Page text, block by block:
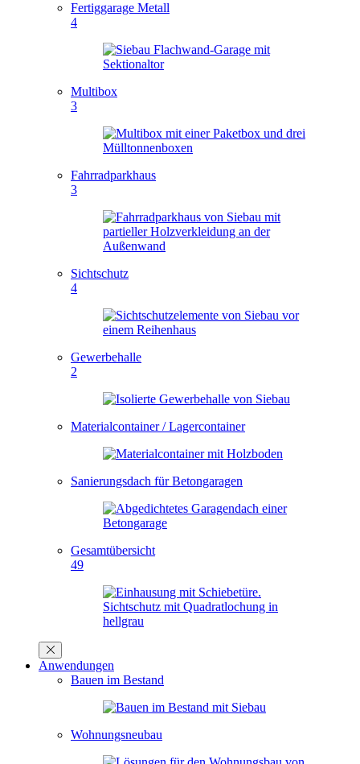
Fertiggarage Metall
4
Multibox
3
Fahrradparkhaus
3
Sichtschutz
4
Gewerbehalle
2
Materialcontainer / Lagercontainer
Sanierungsdach für Betongaragen
Gesamtübersicht
49
Anwendungen
Bauen im Bestand
Wohnungsneubau